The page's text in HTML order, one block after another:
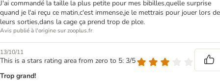
J'ai commandé la taille la plus petite pour mes bibilles,quelle surprise
quand je l'ai reçu ce matin,c'est immense,je le mettrais pour jouer lors de
leurs sorties,dans la cage ça prend trop de plce.
Avis publié à l'origine sur zooplus.fr
13/10/11
This is a stars rating area from zero to 5: 3/5
Trop grand!